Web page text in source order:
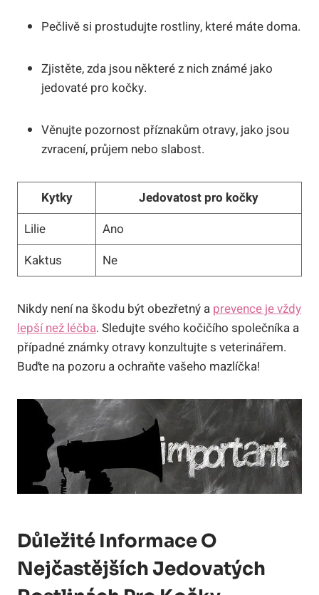
Pečlivě si prostudujte rostliny, které máte doma.
Zjistěte, zda jsou některé z nich známé jako
jedovaté pro kočky.
Věnujte pozornost příznakům otravy, jako jsou
zvracení, průjem nebo slabost.
Kytky
Jedovatost pro kočky
Lilie
Ano
Kaktus
Ne
Nikdy není na škodu být obezřetný a prevence je vždy
lepší než léčba. Sledujte svého kočičího společníka a
případné známky otravy konzultujte s veterinářem.
Buďte na pozoru a ochraňte vašeho mazlíčka!
Důležité Informace O
Nejčastějších Jedovatých